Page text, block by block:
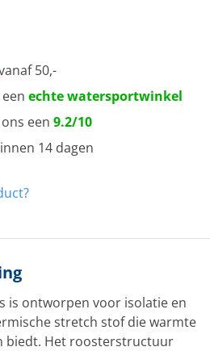
50,-
echte watersportwinkel
een 9.2/10
14 dagen
is ontworpen voor isolatie en
stretch stof die warmte
biedt. Het roosterstructuur